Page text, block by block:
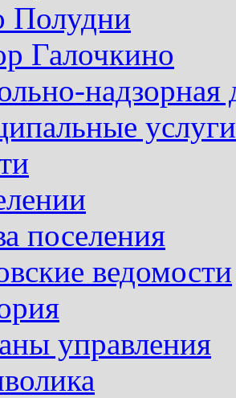
Полудни
Галочкино
надзорная
поселения
ведомости
управления